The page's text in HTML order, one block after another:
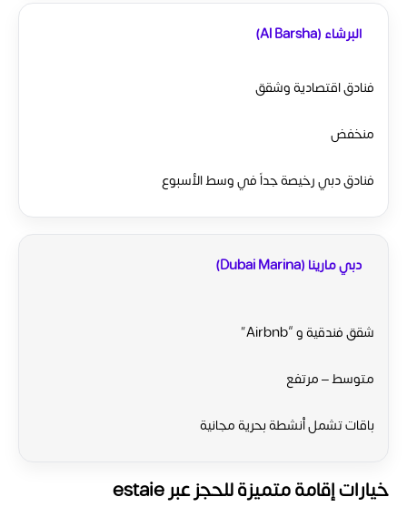
البرشاء (Al Barsha)
فنادق اقتصادية وشقق
منخفض
فنادق دبي رخيصةجداً في وسط الأسبوع
دبي مارينا (Dubai Marina)
شقق فندقية و “Airbnb”
متوسط – مرتفع
باقات تشمل أنشطة بحرية مجانية
خيارات إقامة متميزة للحجز عبر estaie